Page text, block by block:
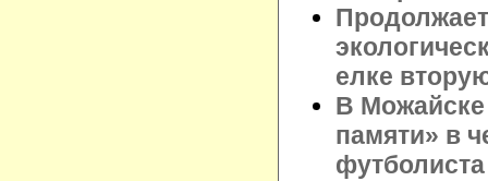
елке
В Можайске
памяти» в